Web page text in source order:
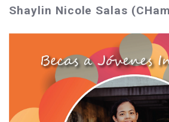
Shaylin Nicole Salas